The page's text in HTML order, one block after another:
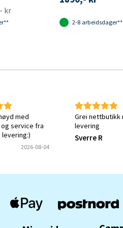
kr
2-8 arbeidsdager**
med
service fra
2026-08-04
Grei nettbutikk
levering
Sverre R